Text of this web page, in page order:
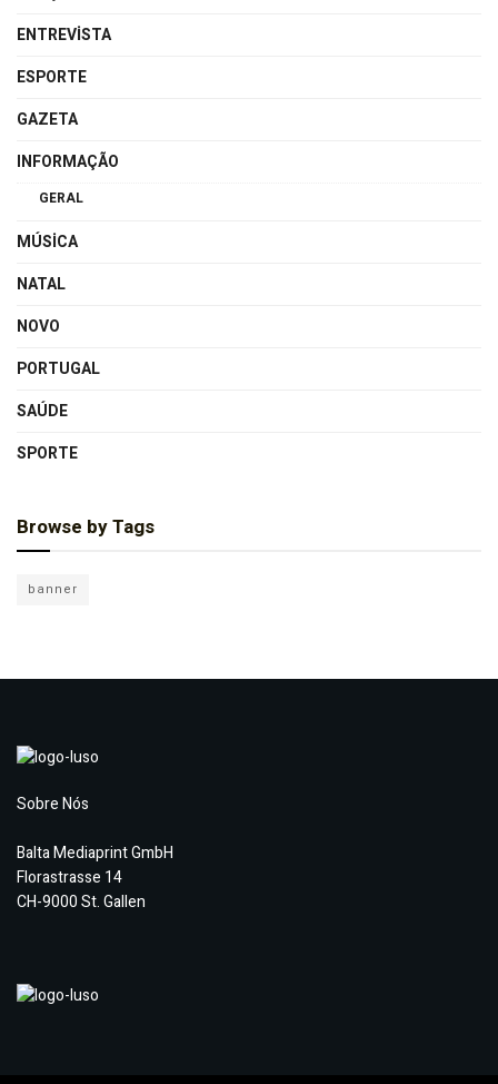
ENTREVISTA
ESPORTE
GAZETA
INFORMAÇÃO
GERAL
MÚSICA
NATAL
NOVO
PORTUGAL
SAÚDE
SPORTE
Browse by Tags
banner
Sobre Nós
Balta Mediaprint GmbH
Florastrasse 14
CH-9000 St. Gallen